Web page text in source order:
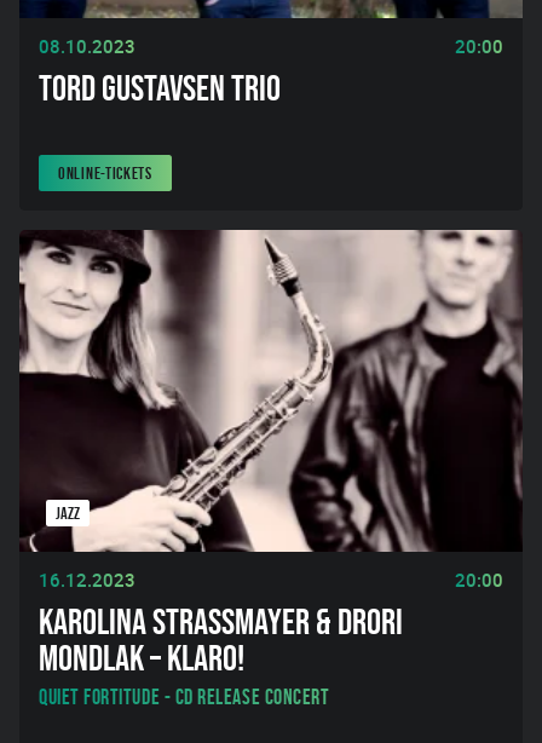
08.10.2023 20:00
TORD GUSTAVSEN TRIO
ONLINE-TICKETS
JAZZ
16.12.2023 20:00
KAROLINA STRASSMAYER & DRORI
MONDLAK – KLARO!
Quiet Fortitude - CD Release Concert